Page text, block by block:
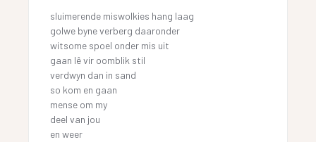
sluimerende miswolkies hang laag
golwe byne verberg daaronder
witsome spoel onder mis uit
gaan lê vir oomblik stil
verdwyn dan in sand
so kom en gaan
mense om my
deel van jou
en weer